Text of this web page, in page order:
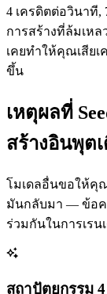
4 เครดิตต่อวินาที,
การสร้างที่ล้มเห
เคยทำให้คุณเสีย
ขึ้น
เหตุผลที่
สร้างอินพุต
โมเดลอื่นขอให้คุณ
มันกลับมา — ข้อค
ร่วมกันในการเรน
สถาปัตยกรรม